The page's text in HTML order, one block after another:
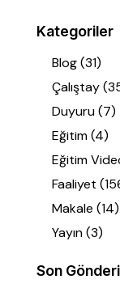
Kategoriler
Blog(31)
Çalıştay
Duyuru(7)
Eğitim(4)
Eğitim
Faaliyet
Makale (14)
Yayın(3)
Son